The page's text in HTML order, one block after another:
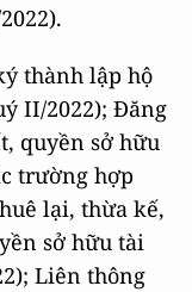
thành lập hộ
II/2022); Đăng
quyền sở hữu
trường hợp
lại, thừa kế,
sở hữu tài
Liên thông